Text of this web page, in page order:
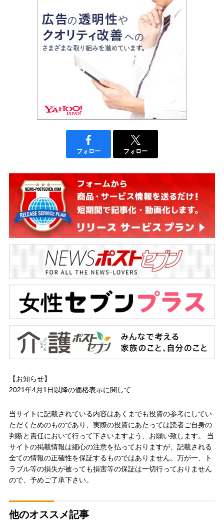
フォロー フォロー
【お知らせ】
2021年4月1日以降の価格表示に関して
当サイトに記載されている内容はあくまでも投資の参考にしてい
ただくためのものであり、実際の投資にあたっては読者ご自身の
判断と責任において行って下さいますよう、お願い致します。 当
サイトの掲載情報は細心の注意を払っておりますが、記載される
全ての情報の正確性を保証するものではありません。万が一、ト
ラブル等の損失が被っても損害等の保証は一切行っておりません
ので、予めご了承下さい。
他のオススメ記事